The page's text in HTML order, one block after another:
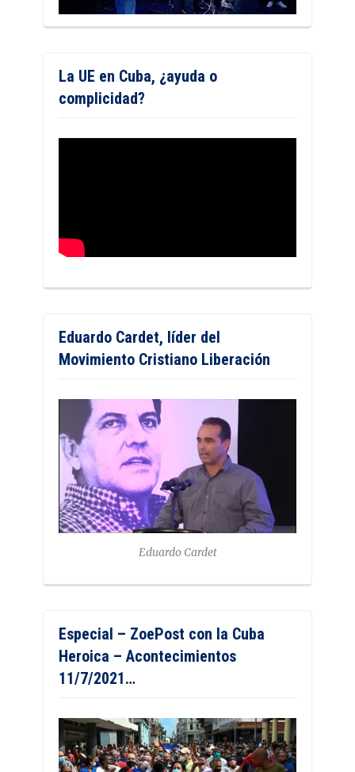
La UE en Cuba, ¿ayuda o
complicidad?
Eduardo Cardet, líder del
Movimiento Cristiano Liberación
Eduardo Cardet
Especial – ZoePost con la Cuba
Heroica – Acontecimientos
11/7/2021…